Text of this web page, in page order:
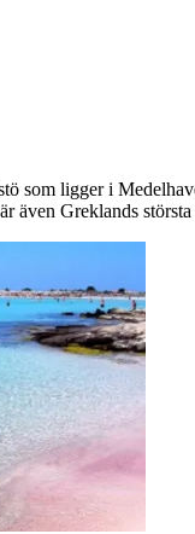
som ligger i
även Greklands största